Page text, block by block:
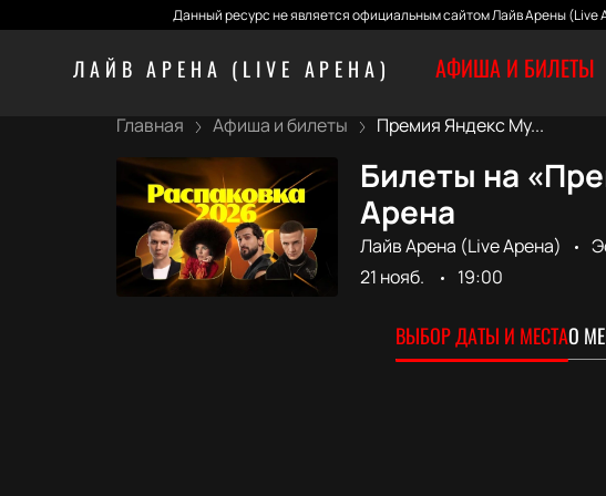
Данный ресурс не является официальным сайтом Лайв Арены
ЛАЙВ АРЕНА (LIVE АРЕНА) АФИША И БИЛЕТЫ
Главная Афиша и билеты Премия Яндекс Му...
Билеты на
Арена
Лайв Арена (Live Арена)
21 нояб.
19:00
ВЫБОР ДАТЫ И МЕСТАО